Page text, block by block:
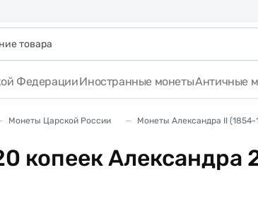
ФедерацииИностранные монетыАнтичные
Монеты Царской России Монеты Александра II (1854-
копеек Александра